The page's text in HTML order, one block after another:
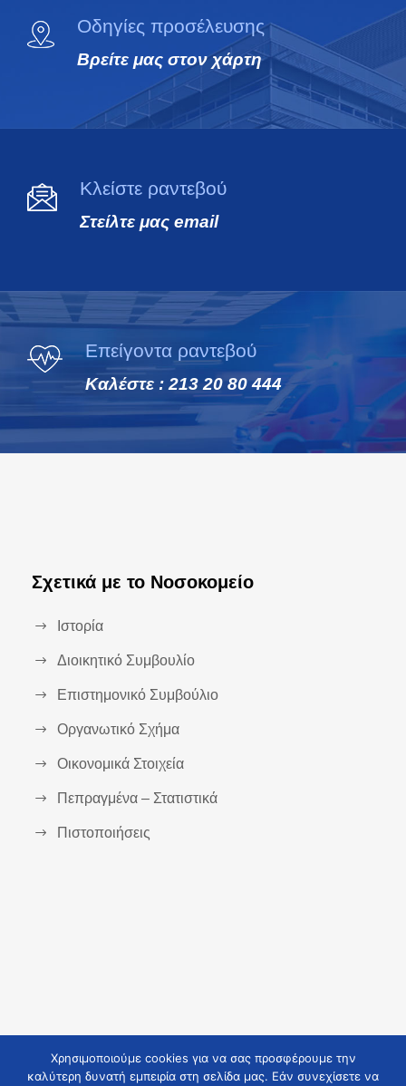
Οδηγίες προσέλευσης
Βρείτε μας στον χάρτη
Κλείστε ραντεβού
Στείλτε μας email
Επείγοντα ραντεβού
Καλέστε : 213 20 80 444
Σχετικά με το Νοσοκομείο
Ιστορία
Διοικητικό Συμβουλίο
Επιστημονικό Συμβούλιο
Οργανωτικό Σχήμα
Οικονομικά Στοιχεία
Πεπραγμένα – Στατιστικά
Πιστοποιήσεις
Χρησιμοποιούμε cookies για να σας προσφέρουμε την
καλύτερη δυνατή εμπειρία στη σελίδα μας. Εάν συνεχίσετε να